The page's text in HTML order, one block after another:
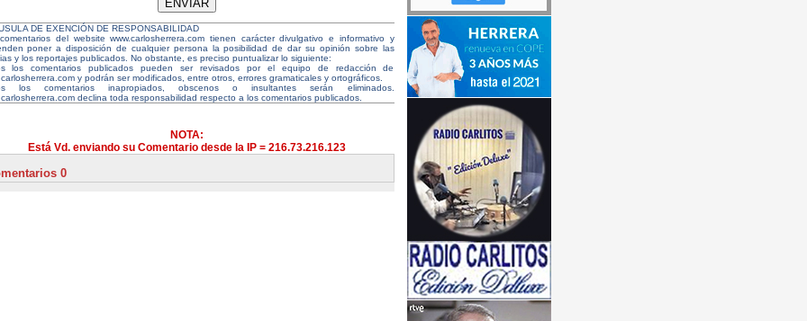
DE EXENCIÓN DE RESPONSABILIDAD
del website www.carlosherrera.com tienen carácter divulgativo e informativo y
poner a disposición de cualquier persona la posibilidad de dar su opinión sobre las
y los reportajes publicados. No obstante, es preciso puntualizar lo siguiente:
los comentarios publicados pueden ser revisados por el equipo de redacción de
y podrán ser modificados, entre otros, errores gramaticales y ortográficos.
los comentarios inapropiados, obscenos o insultantes serán eliminados.
declina toda responsabilidad respecto a los comentarios publicados.
NOTA:
Está Vd. enviando su Comentario desde la IP = 216.73.216.123
0